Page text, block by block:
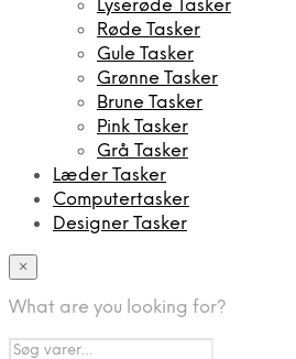
Lyserøde Tasker
Røde Tasker
Gule Tasker
Grønne Tasker
Brune Tasker
Pink Tasker
Grå Tasker
Læder Tasker
Computertasker
Designer Tasker
×
What are you looking for?